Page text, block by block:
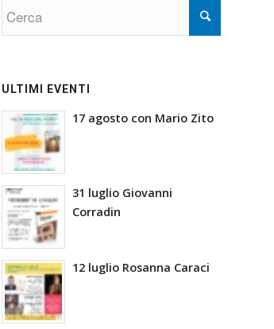
ULTIMI EVENTI
17 agosto con Mario Zito
31 luglio Giovanni
Corradin
12 luglio Rosanna Caraci